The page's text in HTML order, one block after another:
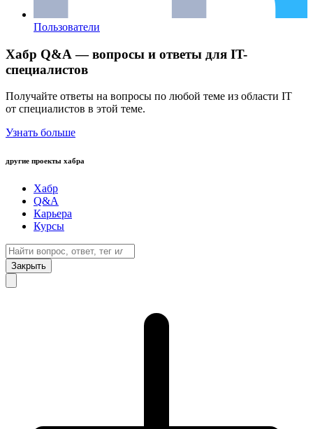
Пользователи
Хабр Q&A — вопросы и ответы для IT-
специалистов
Получайте ответы на вопросы по любой теме из области IT
от специалистов в этой теме.
Узнать больше
другие проекты хабра
Хабр
Q&A
Карьера
Курсы
Закрыть